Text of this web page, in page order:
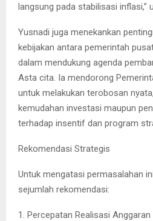
langsung pada stabilisasi inflasi,”
Yusnadi juga menekankan
kebijakan antara pemerintah
dalam mendukung agenda
Asta cita. Ia mendorong
untuk melakukan terobosan
kemudahan investasi maupun
terhadap insentif dan program
Rekomendasi Strategis
Untuk mengatasi permasalahan
sejumlah rekomendasi:
1. Percepatan Realisasi